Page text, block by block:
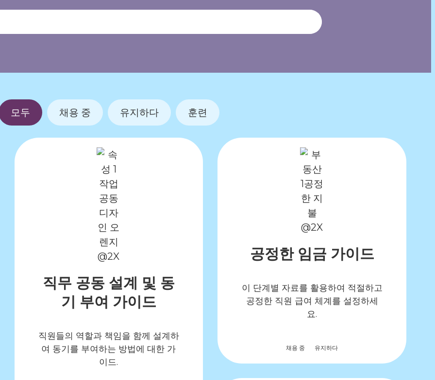
모두 채용 중 유지하다 훈련
직무 공동 설계 및 동
기 부여 가이드
직원들의 역할과 책임을 함께 설계하
여 동기를 부여하는 방법에 대한 가
이드.
공정한 임금 가이드
이 단계별 자료를 활용하여 적절하고
공정한 직원 급여 체계를 설정하세
요.
채용 중 유지하다